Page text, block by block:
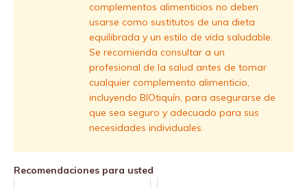
complementos alimenticios no deben
usarse como sustitutos de una dieta
equilibrada y un estilo de vida saludable.
Se recomienda consultar a un
profesional de la salud antes de tomar
cualquier complemento alimenticio,
incluyendo BIOtiquín, para asegurarse de
que sea seguro y adecuado para sus
necesidades individuales.
Recomendaciones para usted